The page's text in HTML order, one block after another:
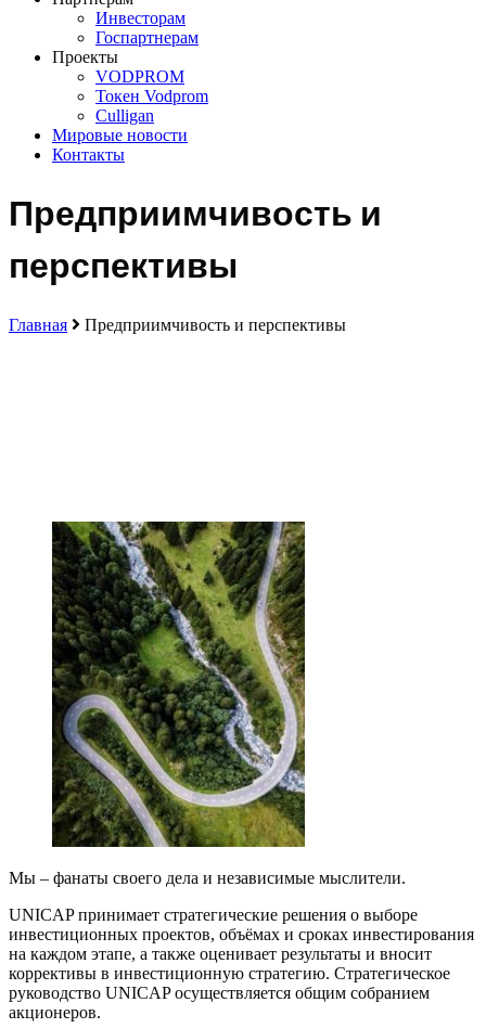
Инвесторам
Госпартнерам
Проекты
VODPROM
Токен Vodprom
Culligan
Мировые новости
Контакты
Предприимчивость и
перспективы
Главная Предприимчивость и перспективы
Мы – фанаты своего дела и независимые мыслители.
UNICAP принимает стратегические решения о выборе
инвестиционных проектов, объёмах и сроках инвестирования
на каждом этапе, а также оценивает результаты и вносит
коррективы в инвестиционную стратегию. Стратегическое
руководство UNICAP осуществляется общим собранием
акционеров.